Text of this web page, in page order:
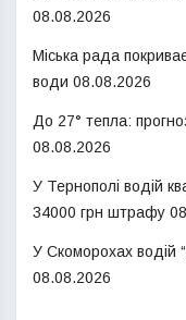
08.08.2026
Міська рада
води 08.08.2026
До 27° тепла:
08.08.2026
У Тернополі водій
34000 грн штрафу
У Скоморохах водій
08.08.2026